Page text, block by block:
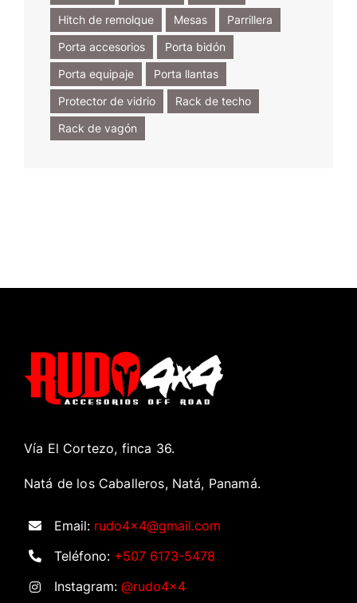
Hitch de remolque Mesas Parrillera
Porta accesorios Porta bidón
Porta equipaje Porta llantas
Protector de vidrio Rack de techo
Rack de vagón
Vía El Cortezo, finca 36.
Natá de los Caballeros, Natá, Panamá.
Email: rudo4x4@gmail.com
Teléfono: +507 6173-5478
Instagram:@rudo4x4